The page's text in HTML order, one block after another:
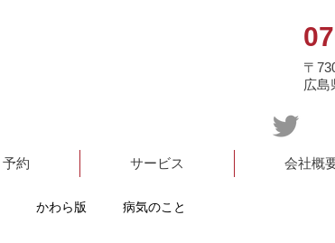
〒
広島
予約 サービス 会社概
かわら版 病気のこと